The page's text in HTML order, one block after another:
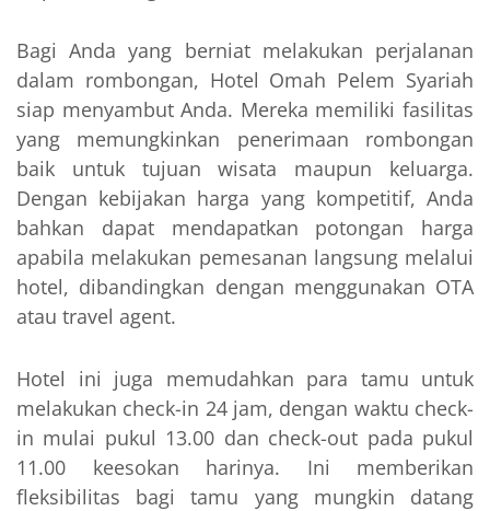
Bagi Anda yang berniat melakukan perjalanan
dalam rombongan, Hotel Omah Pelem Syariah
siap menyambut Anda. Mereka memiliki fasilitas
yang memungkinkan penerimaan rombongan
baik untuk tujuan wisata maupun keluarga.
Dengan kebijakan harga yang kompetitif, Anda
bahkan dapat mendapatkan potongan harga
apabila melakukan pemesanan langsung melalui
hotel, dibandingkan dengan menggunakan OTA
atau travel agent.
Hotel ini juga memudahkan para tamu untuk
melakukan check-in 24 jam, dengan waktu check-
in mulai pukul 13.00 dan check-out pada pukul
11.00 keesokan harinya. Ini memberikan
fleksibilitas bagi tamu yang mungkin datang